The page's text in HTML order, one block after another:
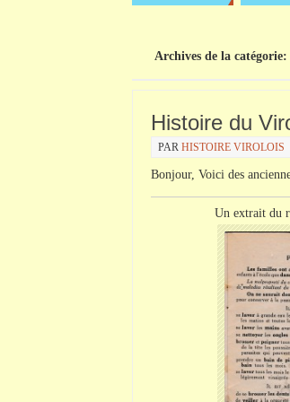
Archives de la catégorie:
Histoire du
PAR HISTOIRE VIROLOIS
Bonjour, Voici des
Un extrait du